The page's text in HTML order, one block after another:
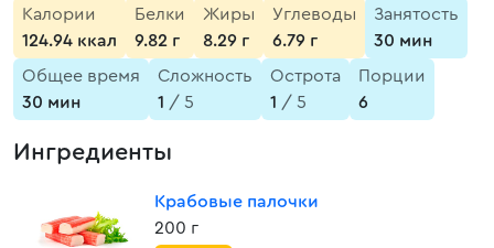
Калории
124.94 ккал
Белки
9.82 г
Жиры
8.29 г
Углеводы
6.79 г
Занятость
30 мин
Общее время
30 мин
Сложность
1 / 5
Острота
1 / 5
Порции
6
Ингредиенты
Крабовые палочки
200 г